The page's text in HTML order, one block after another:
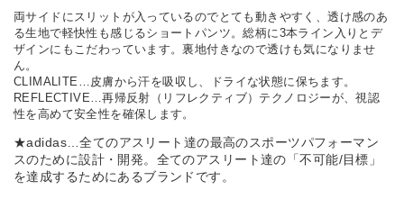
両サイドにスリットが入っているのでとても動きやすく、透け感のあ
る生地で軽快性も感じるショートパンツ。総柄に3本ライン入りとデ
ザインにもこだわっています。裏地付きなので透けも気になりませ
ん。
CLIMALITE…皮膚から汗を吸収し、ドライな状態に保ちます。
REFLECTIVE…再帰反射（リフレクティブ）テクノロジーが、視認
性を高めて安全性を確保します。
★adidas…全てのアスリート達の最高のスポーツパフォーマン
スのために設計・開発。全てのアスリート達の「不可能/目標」
を達成するためにあるブランドです。